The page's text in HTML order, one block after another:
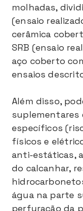
molhadas,
(ensaio
cerâmica
SRB (ensaio
aço coberto
ensaios
Além disso,
suplementares
específicos
físicos e
anti-estáticas,
do calcanhar,
água na parte
perfuração da